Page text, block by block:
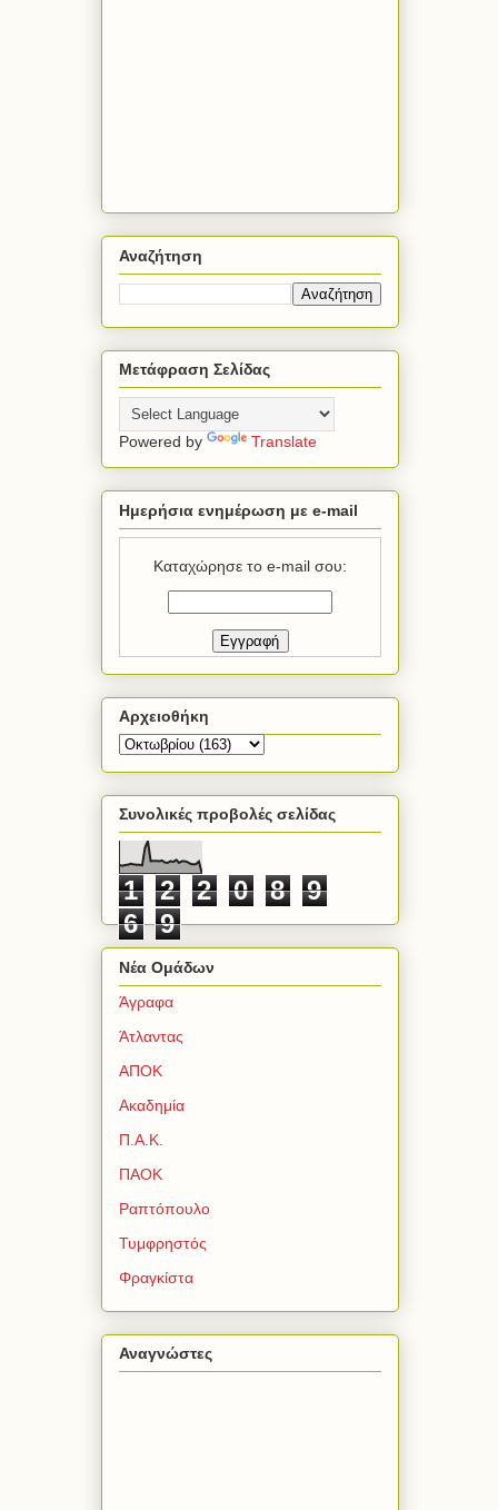
Αναζήτηση
Μετάφραση Σελίδας
Powered by Translate
Ημερήσια ενημέρωση με e-mail
Καταχώρησε το e-mail σου:
Αρχειοθήκη
Συνολικές προβολές σελίδας
1 2 2 0 8
9
6
9
Νέα Ομάδων
Άγραφα
Άτλαντας
ΑΠΟΚ
Ακαδημία
Π.Α.Κ.
ΠΑΟΚ
Ραπτόπουλο
Τυμφρηστός
Φραγκίστα
Αναγνώστες